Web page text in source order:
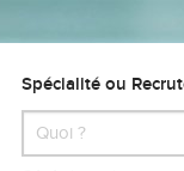
Spécialité ou